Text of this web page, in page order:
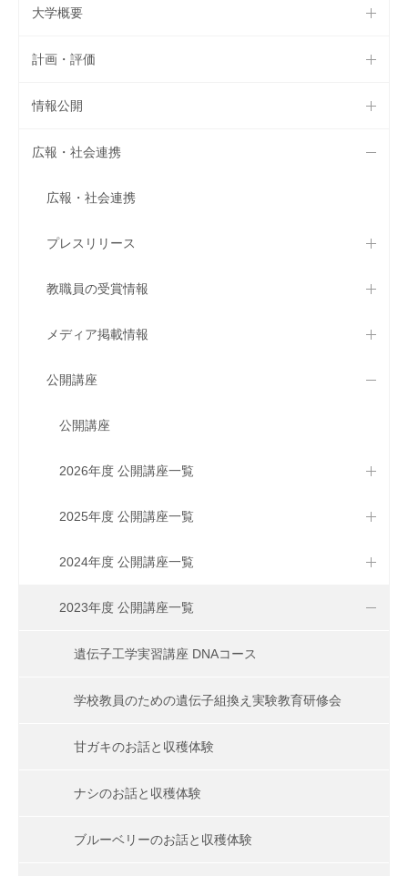
大学概要
計画・評価
情報公開
広報・社会連携
広報・社会連携
プレスリリース
教職員の受賞情報
メディア掲載情報
公開講座
公開講座
2026年度 公開講座一覧
2025年度 公開講座一覧
2024年度 公開講座一覧
2023年度 公開講座一覧
遺伝子工学実習講座 DNAコース
学校教員のための遺伝子組換え実験教育研修会
甘ガキのお話と収穫体験
ナシのお話と収穫体験
ブルーベリーのお話と収穫体験